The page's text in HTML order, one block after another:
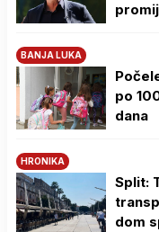
BANJA LUKA
po
dana
HRONIKA
Split:
dom